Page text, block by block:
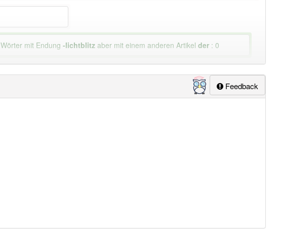
Wörter mit Endung-lichtblitz aber mit einem anderen Artikelder : 0
Feedback